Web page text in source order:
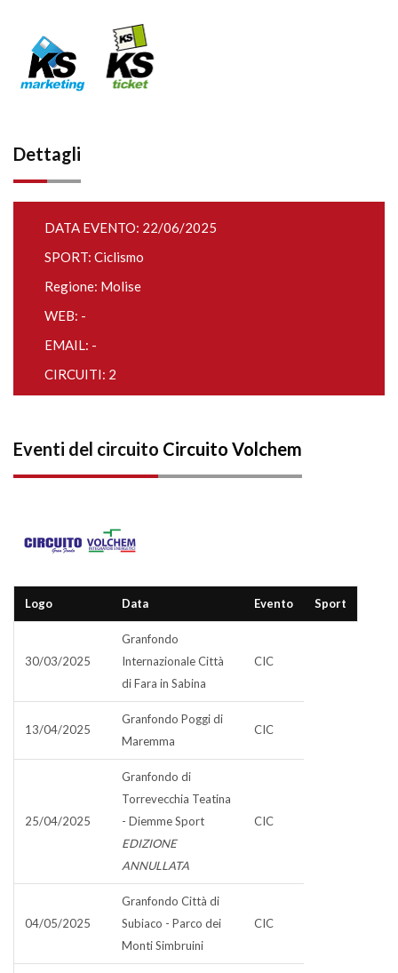
Dettagli
DATA EVENTO: 22/06/2025
SPORT: Ciclismo
Regione: Molise
WEB: -
EMAIL: -
CIRCUITI: 2
Eventi del circuito Circuito Volchem
Logo Data Evento Sport
30/03/2025
Granfondo
Internazionale Città
di Fara in Sabina
CIC
13/04/2025
Granfondo Poggi di
Maremma
CIC
25/04/2025
Granfondo di
Torrevecchia Teatina
- Diemme Sport
EDIZIONE
ANNULLATA
CIC
04/05/2025
Granfondo Città di
Subiaco - Parco dei
Monti Simbruini
CIC